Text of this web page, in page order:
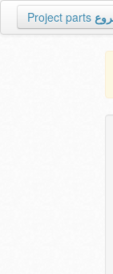
Project parts